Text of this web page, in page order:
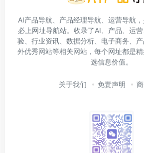
AI产品导航、产品经理导航、运营导航
必上网址导航站。收录了AI、产品、运
验、行业资讯、数据分析、电子商务、
外优秀网站等相关网站，每个网址都是
选信息价值。
关于我们 免责声明